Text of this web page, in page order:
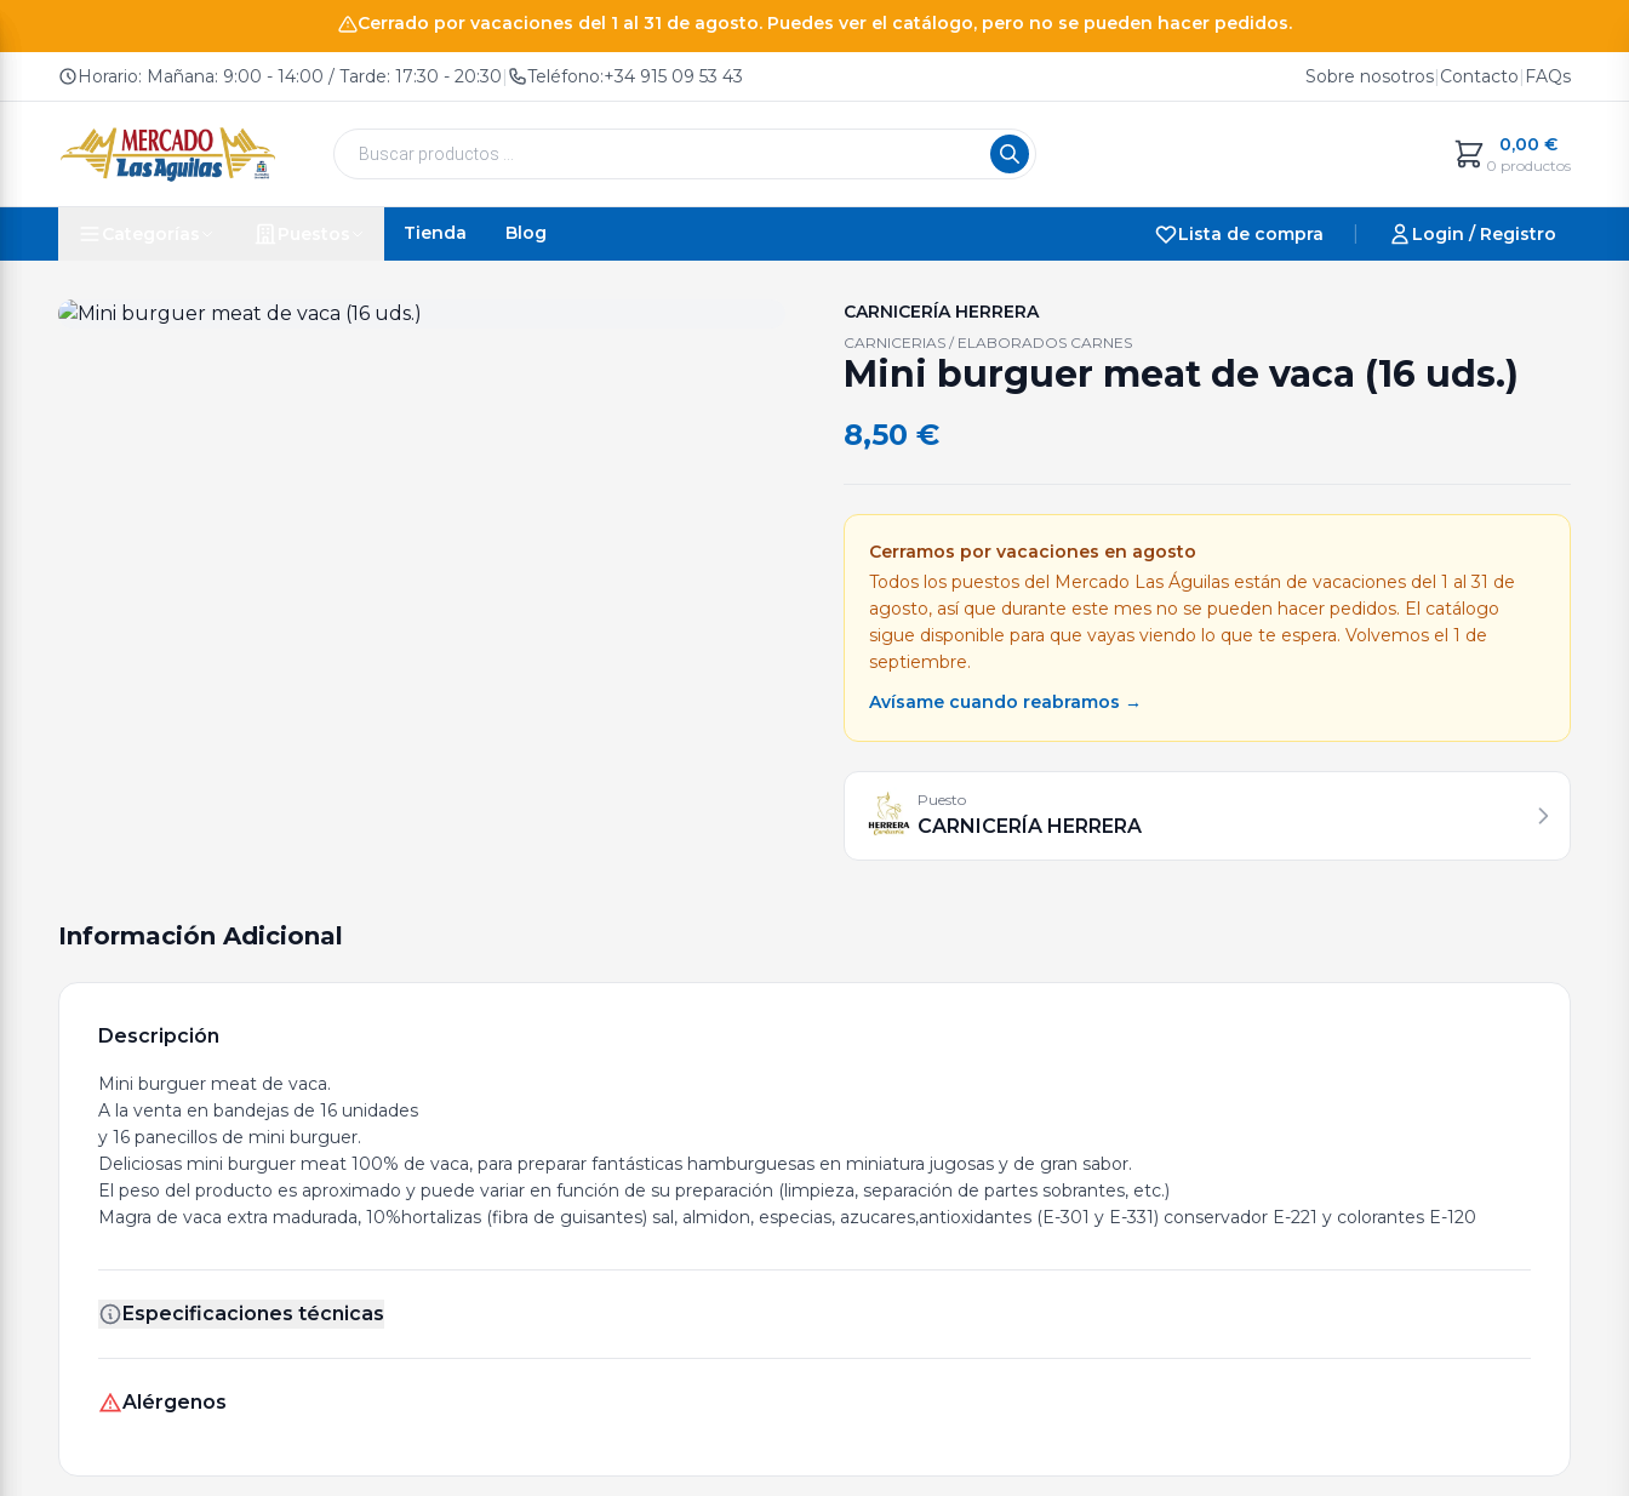
Cerrado por vacaciones del 1 al 31 de agosto. Puedes ver el catálogo, pero no se pueden hacer pedidos.
Horario: Mañana: 9:00 - 14:00 / Tarde: 17:30 - 20:30| Teléfono:+34 915 09 53 43 Sobre nosotros|Contacto| FAQs
Búsqueda
productos
0,00 €
0 productos
Tienda Blog Lista de compra Login / Registro
CARNICERÍA HERRERA
CARNICERIAS / ELABORADOS CARNES
Mini burguer meat de vaca (16 uds.)
8,50 €
Cerramos por vacaciones en agosto
Todos los puestos del Mercado Las Águilas están de vacaciones del 1 al 31 de
agosto, así que durante este mes no se pueden hacer pedidos. El catálogo
sigue disponible para que vayas viendo lo que te espera. Volvemos el 1 de
septiembre.
Avísame cuando reabramos →
Puesto
CARNICERÍA HERRERA
Información Adicional
Descripción
Mini burguer meat de vaca.
A la venta en bandejas de 16 unidades
y 16 panecillos de mini burguer.
Deliciosas mini burguer meat 100% de vaca, para preparar fantásticas hamburguesas en miniatura jugosas y de gran sabor.
El peso del producto es aproximado y puede variar en función de su preparación (limpieza, separación de partes sobrantes, etc.)
Magra de vaca extra madurada, 10%hortalizas (fibra de guisantes) sal, almidon, especias, azucares,antioxidantes (E-301 y E-331) conservador E-221 y colorantes E-120
Especificaciones técnicas
Alérgenos